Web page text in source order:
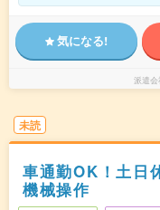
気になる!
派遣会
未読
車通勤OK！土日
機械操作